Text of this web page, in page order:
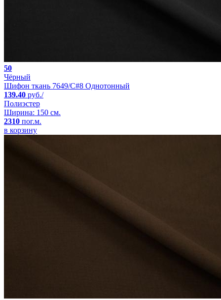
50
Чёрный
Шифон ткань 7649/C#8 Однотонный
139.40 руб./
Полиэстер
Ширина: 150 см.
2310 пог.м.
в корзину